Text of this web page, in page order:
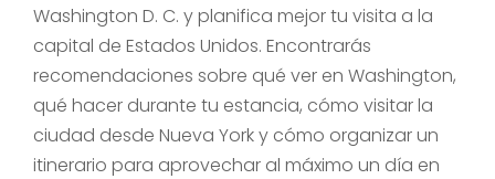
Washington D. C. y planifica mejor tu visita a la
capital de Estados Unidos. Encontrarás
recomendaciones sobre qué ver en Washington,
qué hacer durante tu estancia, cómo visitar la
ciudad desde Nueva York y cómo organizar un
itinerario para aprovechar al máximo un día en